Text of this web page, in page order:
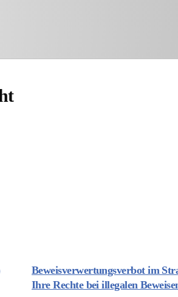
Beweisverwertungsverbot im
Ihre Rechte bei illegalen